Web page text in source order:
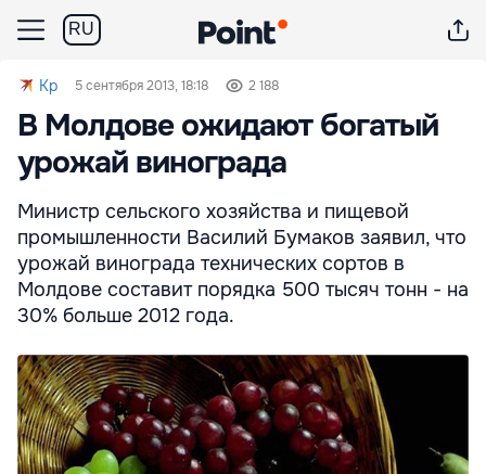
RU
Kp 5 сентября 2013, 18:18 2 188
В Молдове ожидают богатый
урожай винограда
Министр сельского хозяйства и пищевой
промышленности Василий Бумаков заявил, что
урожай винограда технических сортов в
Молдове составит порядка 500 тысяч тонн - на
30% больше 2012 года.